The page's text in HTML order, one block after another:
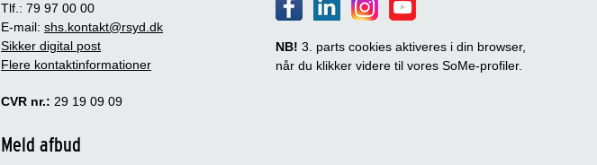
Tlf.: 79 97 00 00
E-mail: shs.kontakt@rsyd.dk
Sikker digital post
Flere kontaktinformationer
CVR nr.: 29 19 09 09
Meld afbud
NB! 3. parts cookies aktiveres i din browser,
når du klikker videre til vores SoMe-profiler.